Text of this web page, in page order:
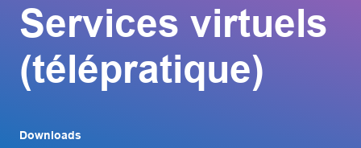
Services virtuels
(télépratique)
Downloads